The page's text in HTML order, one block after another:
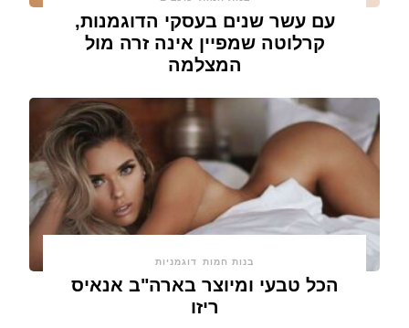
עם עשר שנים בעסקי הדוגמנות,
קרלוטה שמפיין אינה זרה מול
המצלמה
בנות חמות דוגמניות
הכל טבעי ומיוצר בארה"ב אנאיס
ריזו